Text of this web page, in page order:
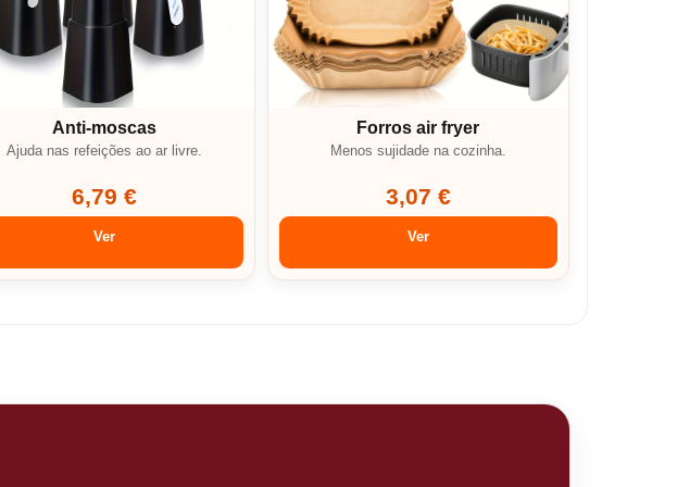
Anti-moscas
Ajuda nas refeições ao ar livre.
6,79 €
Ver
Forros air fryer
Menos sujidade na cozinha.
3,07 €
Ver